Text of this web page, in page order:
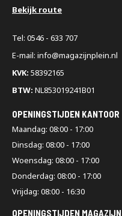
Bekijk route
Tel: 0546 - 633 707
E-mail: info@magazijnplein.nl
KVK: 58392165
BTW: NL853019241B01
OPENINGSTIJDEN KANTOOR
Maandag: 08:00 - 17:00
Dinsdag: 08:00 - 17:00
Woensdag: 08:00 - 17:00
Donderdag: 08:00 - 17:00
Vrijdag: 08:00 - 16:30
OPENINGSTIJDEN MAGAZIJN